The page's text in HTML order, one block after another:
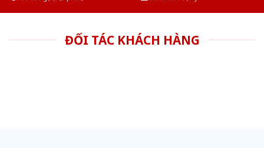
ĐỐI TÁC KHÁCH HÀNG